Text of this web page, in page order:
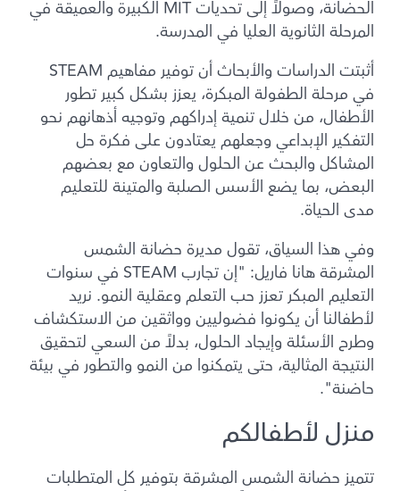
الحضانة، وصولاً إلى تحديات MIT الكبيرة والعميقة في
المرحلة الثانوية العليا في المدرسة.
أثبتت الدراسات والأبحاث أن توفير مفاهيم STEAM
في مرحلة الطفولة المبكرة، يعزز بشكل كبير تطور
الأطفال، من خلال تنمية إدراكهم وتوجيه أذهانهم نحو
التفكير الإبداعي وجعلهم يعتادون على فكرة حل
المشاكل والبحث عن الحلول والتعاون مع بعضهم
البعض، بما يضع الأسس الصلبة والمتينة للتعليم
مدى الحياة.
وفي هذا السياق، تقول مديرة حضانة الشمس
المشرقة هانا فاريل: "إن تجارب STEAM في سنوات
التعليم المبكر تعزز حب التعلم وعقلية النمو. نريد
لأطفالنا أن يكونوا فضوليين وواثقين من الاستكشاف
وطرح الأسئلة وإيجاد الحلول، بدلاً من السعي لتحقيق
النتيجة المثالية، حتى يتمكنوا من النمو والتطور في بيئة
حاضنة".
منزل لأطفالكم
تتميز حضانة الشمس المشرقة بتوفير كل المتطلبات